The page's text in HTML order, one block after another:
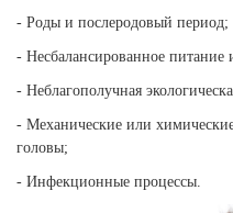
- Роды и послеродовый период;
- Несбалансированное питание
- Неблагополучная
- Механические или
головы;
- Инфекционные процессы.